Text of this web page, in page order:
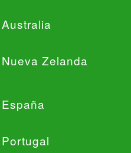
Zelanda